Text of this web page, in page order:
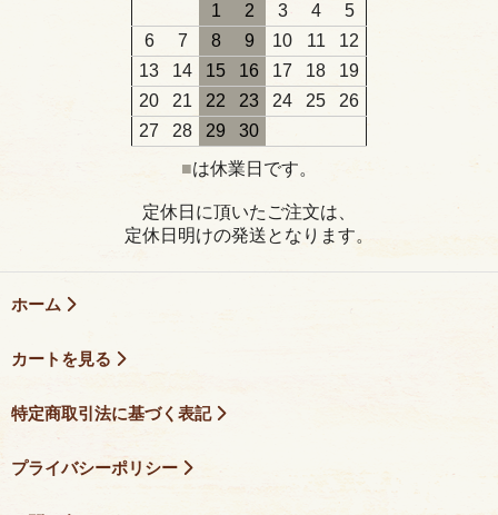
1
2 3 4
5
6
7 8 9 10 11
12
13
14 15 16 17 18
19
20
21 22 23 24 25
26
27
28 29
30
■は休業日です。
定休日に頂いたご注文は、
定休日明けの発送となります。
ホーム
カートを見る
特定商取引法に基づく表記
プライバシーポリシー